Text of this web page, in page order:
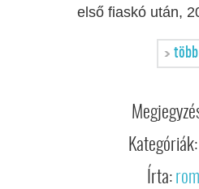
első fiaskó után,
több
Kategóriák:
Írta: